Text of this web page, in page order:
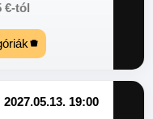
€-tól
2027.05.13. 19:00